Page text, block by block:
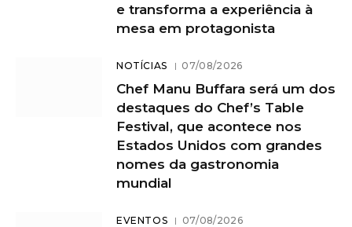
e transforma a experiência à
mesa em protagonista
NOTÍCIAS 07/08/2026
Chef Manu Buffara será um dos
destaques do Chef’s Table
Festival, que acontece nos
Estados Unidos com grandes
nomes da gastronomia
mundial
EVENTOS 07/08/2026